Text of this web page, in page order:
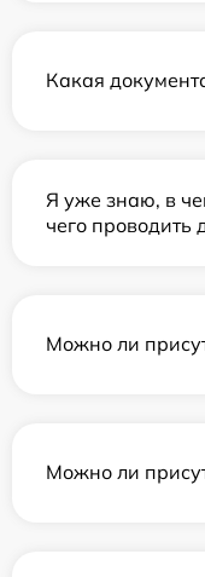
Какая
Я уже знаю, в
чего проводить
Можно ли
Можно ли